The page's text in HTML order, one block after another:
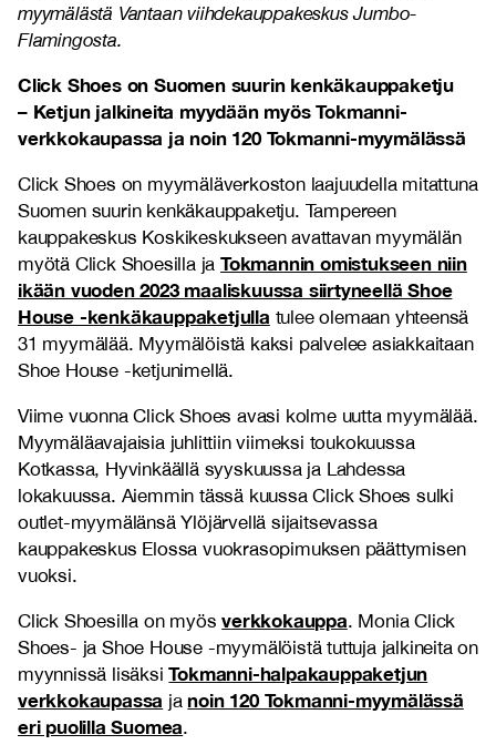
myymälästä Vantaan viihdekauppakeskus Jumbo-
Flamingosta.
Click Shoes on Suomen suurin kenkäkauppaketju
– Ketjun jalkineita myydään myös Tokmanni-
verkkokaupassa ja noin 120 Tokmanni-myymälässä
Click Shoes on myymäläverkoston laajuudella mitattuna
Suomen suurin kenkäkauppaketju. Tampereen
kauppakeskus Koskikeskukseen avattavan myymälän
myötä Click Shoesilla jaTokmannin omistukseen niin
ikään vuoden 2023 maaliskuussa siirtyneellä Shoe
House -kenkäkauppaketjulla tulee olemaan yhteensä
31 myymälää. Myymälöistä kaksi palvelee asiakkaitaan
Shoe House -ketjunimellä.
Viime vuonna Click Shoes avasi kolme uutta myymälää.
Myymäläavajaisia juhlittiin viimeksi toukokuussa
Kotkassa, Hyvinkäällä syyskuussa ja Lahdessa
lokakuussa. Aiemmin tässä kuussa Click Shoes sulki
outlet-myymälänsä Ylöjärvellä sijaitsevassa
kauppakeskus Elossa vuokrasopimuksen päättymisen
vuoksi.
Click Shoesilla on myösverkkokauppa. Monia Click
Shoes- ja Shoe House -myymälöistä tuttuja jalkineita on
myynnissä lisäksiTokmanni-halpakauppaketjun
verkkokaupassa ja noin 120 Tokmanni-myymälässä
eri puolilla Suomea.